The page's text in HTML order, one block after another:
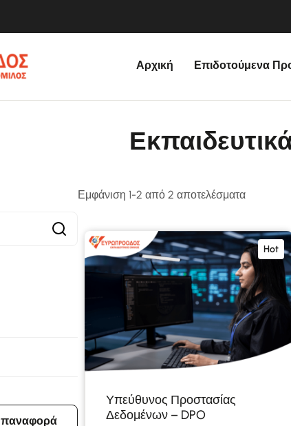
Αρχική Επιδοτούμενα
Εμφάνιση 1-2 από 2 αποτελέσματα
Hot
Υπεύθυνος Προστασίας
Δεδομένων – DPO